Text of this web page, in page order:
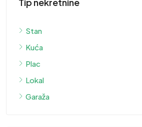
Stan
Kuća
Plac
Lokal
Garaža